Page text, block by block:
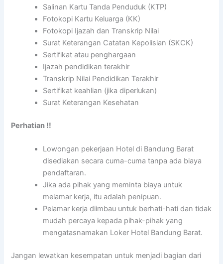
Salinan Kartu Tanda Penduduk (KTP)
Fotokopi Kartu Keluarga (KK)
Fotokopi Ijazah dan Transkrip Nilai
Surat Keterangan Catatan Kepolisian (SKCK)
Sertifikat atau penghargaan
Ijazah pendidikan terakhir
Transkrip Nilai Pendidikan Terakhir
Sertifikat keahlian (jika diperlukan)
Surat Keterangan Kesehatan
Perhatian !!
Lowongan pekerjaan Hotel di Bandung Barat
disediakan secara cuma-cuma tanpa ada biaya
pendaftaran.
Jika ada pihak yang meminta biaya untuk
melamar kerja, itu adalah penipuan.
Pelamar kerja diimbau untuk berhati-hati dan tidak
mudah percaya kepada pihak-pihak yang
mengatasnamakan Loker Hotel Bandung Barat.
Jangan lewatkan kesempatan untuk menjadi bagian dari